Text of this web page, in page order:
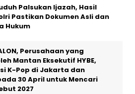
Palsukan Ijazah, Hasil
Pastikan Dokumen Asli dan
Hukum
Perusahaan yang
Mantan Eksekutif HYBE,
K-Pop di Jakarta dan
30 April untuk Mencari
2027